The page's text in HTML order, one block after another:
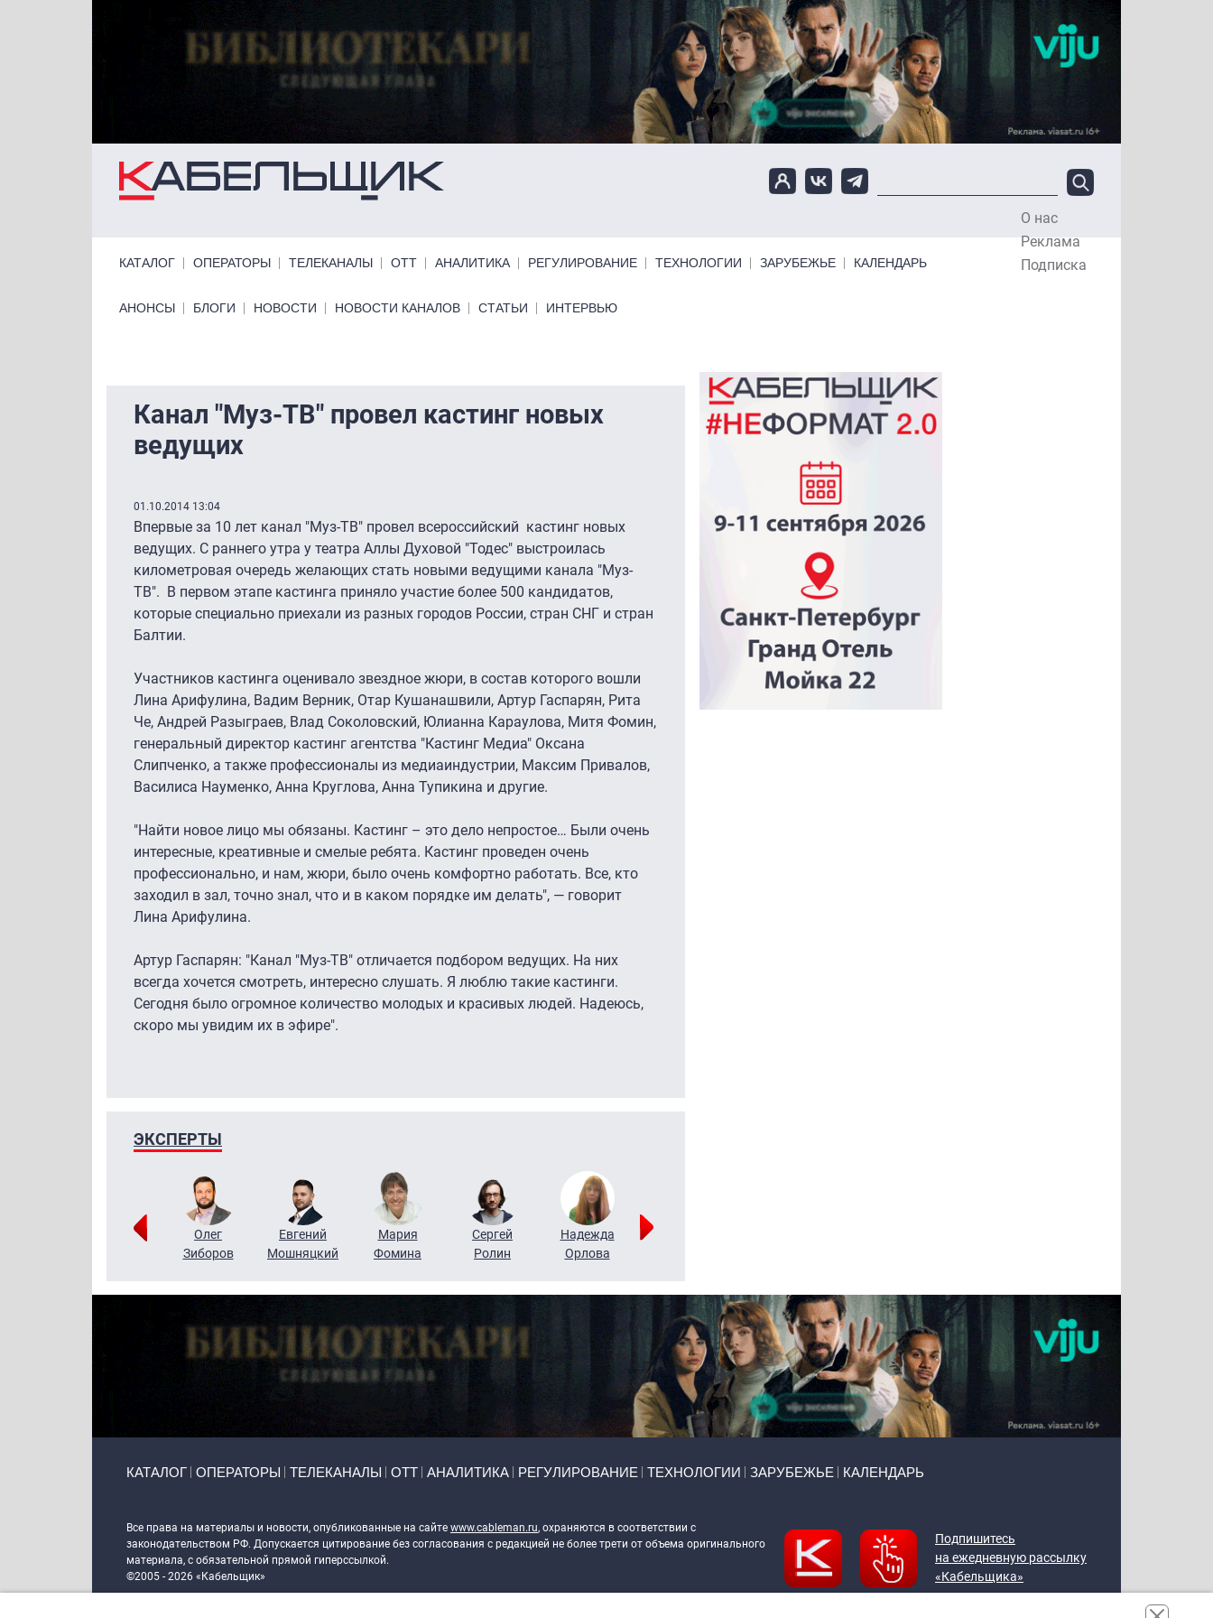
О нас
Реклама
Подписка
КАТАЛОГ ОПЕРАТОРЫ ТЕЛЕКАНАЛЫ ОТТ АНАЛИТИКА РЕГУЛИРОВАНИЕ ТЕХНОЛОГИИ ЗАРУБЕЖЬЕ КАЛЕНДАРЬ
Primary links bottom
АНОНСЫ БЛОГИ НОВОСТИ НОВОСТИ КАНАЛОВ СТАТЬИ ИНТЕРВЬЮ
Канал "Муз-ТВ" провел кастинг новых
ведущих
01.10.2014 13:04
Впервые за 10 лет канал "Муз-ТВ" провел всероссийский кастинг новых
ведущих. С раннего утра у театра Аллы Духовой "Тодес" выстроилась
километровая очередь желающих стать новыми ведущими канала "Муз-
ТВ". В первом этапе кастинга приняло участие более 500 кандидатов,
которые специально приехали из разных городов России, стран СНГ и стран
Балтии.
Участников кастинга оценивало звездное жюри, в состав которого вошли
Лина Арифулина, Вадим Верник, Отар Кушанашвили, Артур Гаспарян, Рита
Че, Андрей Разыграев, Влад Соколовский, Юлианна Караулова, Митя Фомин,
генеральный директор кастинг агентства "Кастинг Медиа" Оксана
Слипченко, а также профессионалы из медиаиндустрии, Максим Привалов,
Василиса Науменко, Анна Круглова, Анна Тупикина и другие.
"Найти новое лицо мы обязаны. Кастинг – это дело непростое… Были очень
интересные, креативные и смелые ребята. Кастинг проведен очень
профессионально, и нам, жюри, было очень комфортно работать. Все, кто
заходил в зал, точно знал, что и в каком порядке им делать", — говорит
Лина Арифулина.
Артур Гаспарян: "Канал "Муз-ТВ" отличается подбором ведущих. На них
всегда хочется смотреть, интересно слушать. Я люблю такие кастинги.
Сегодня было огромное количество молодых и красивых людей. Надеюсь,
скоро мы увидим их в эфире".
ЭКСПЕРТЫ
Григорий
Олег
Зиборов
Евгений
Мошняцкий
Мария
Фомина
Сергей
Ролин
Надежда
Орлова
КАТАЛОГ ОПЕРАТОРЫ ТЕЛЕКАНАЛЫ ОТТ АНАЛИТИКА РЕГУЛИРОВАНИЕ ТЕХНОЛОГИИ ЗАРУБЕЖЬЕ КАЛЕНДАРЬ
Все права на материалы и новости, опубликованные на сайте www.cableman.ru, охраняются в соответствии с
законодательством РФ. Допускается цитирование без согласования с редакцией не более трети от объема оригинального
материала, с обязательной прямой гиперссылкой.
©2005 - 2026 «Кабельщик»
Подпишитесь
на ежедневную рассылку
«Кабельщика»